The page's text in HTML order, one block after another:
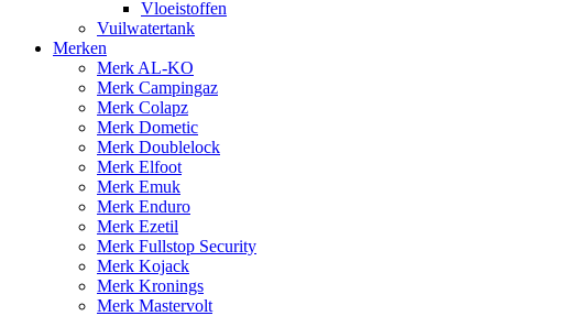
Vloeistoffen
Vuilwatertank
Merken
Merk AL-KO
Merk Campingaz
Merk Colapz
Merk Dometic
Merk Doublelock
Merk Elfoot
Merk Emuk
Merk Enduro
Merk Ezetil
Merk Fullstop Security
Merk Kojack
Merk Kronings
Merk Mastervolt